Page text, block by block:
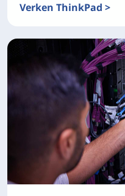
Verken ThinkPad >